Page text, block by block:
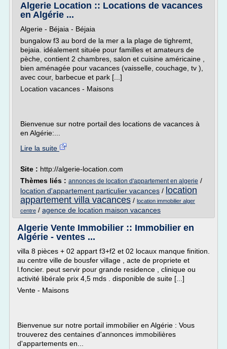
Algerie Location :: Locations de vacances
en Algérie ...
Algerie - Béjaia - Béjaia
bungalow f3 au bord de la mer a la plage de tighremt,
bejaia. idéalement située pour familles et amateurs de
pèche, contient 2 chambres, salon et cuisine américaine ,
bien aménagée pour vacances (vaisselle, couchage, tv ),
avec cour, barbecue et park [...]
Location vacances - Maisons
Bienvenue sur notre portail des locations de vacances à
en Algérie:...
Lire la suite
Site : http://algerie-location.com
Thèmes liés : annonces de location d'appartement en algerie /
location d'appartement particulier vacances / location
appartement villa vacances / location immobilier alger
centre / agence de location maison vacances
Algerie Vente Immobilier :: Immobilier en
Algérie - ventes ...
villa 8 pièces + 02 appart f3+f2 et 02 locaux manque finition.
au centre ville de bousfer village , acte de propriete et
l.foncier. peut servir pour grande residence , clinique ou
activité libérale prix 4,5 mds . disponible de suite [...]
Vente - Maisons
Bienvenue sur notre portail immobilier en Algérie : Vous
trouverez des centaines d'annonces immobilières
d'appartements en...